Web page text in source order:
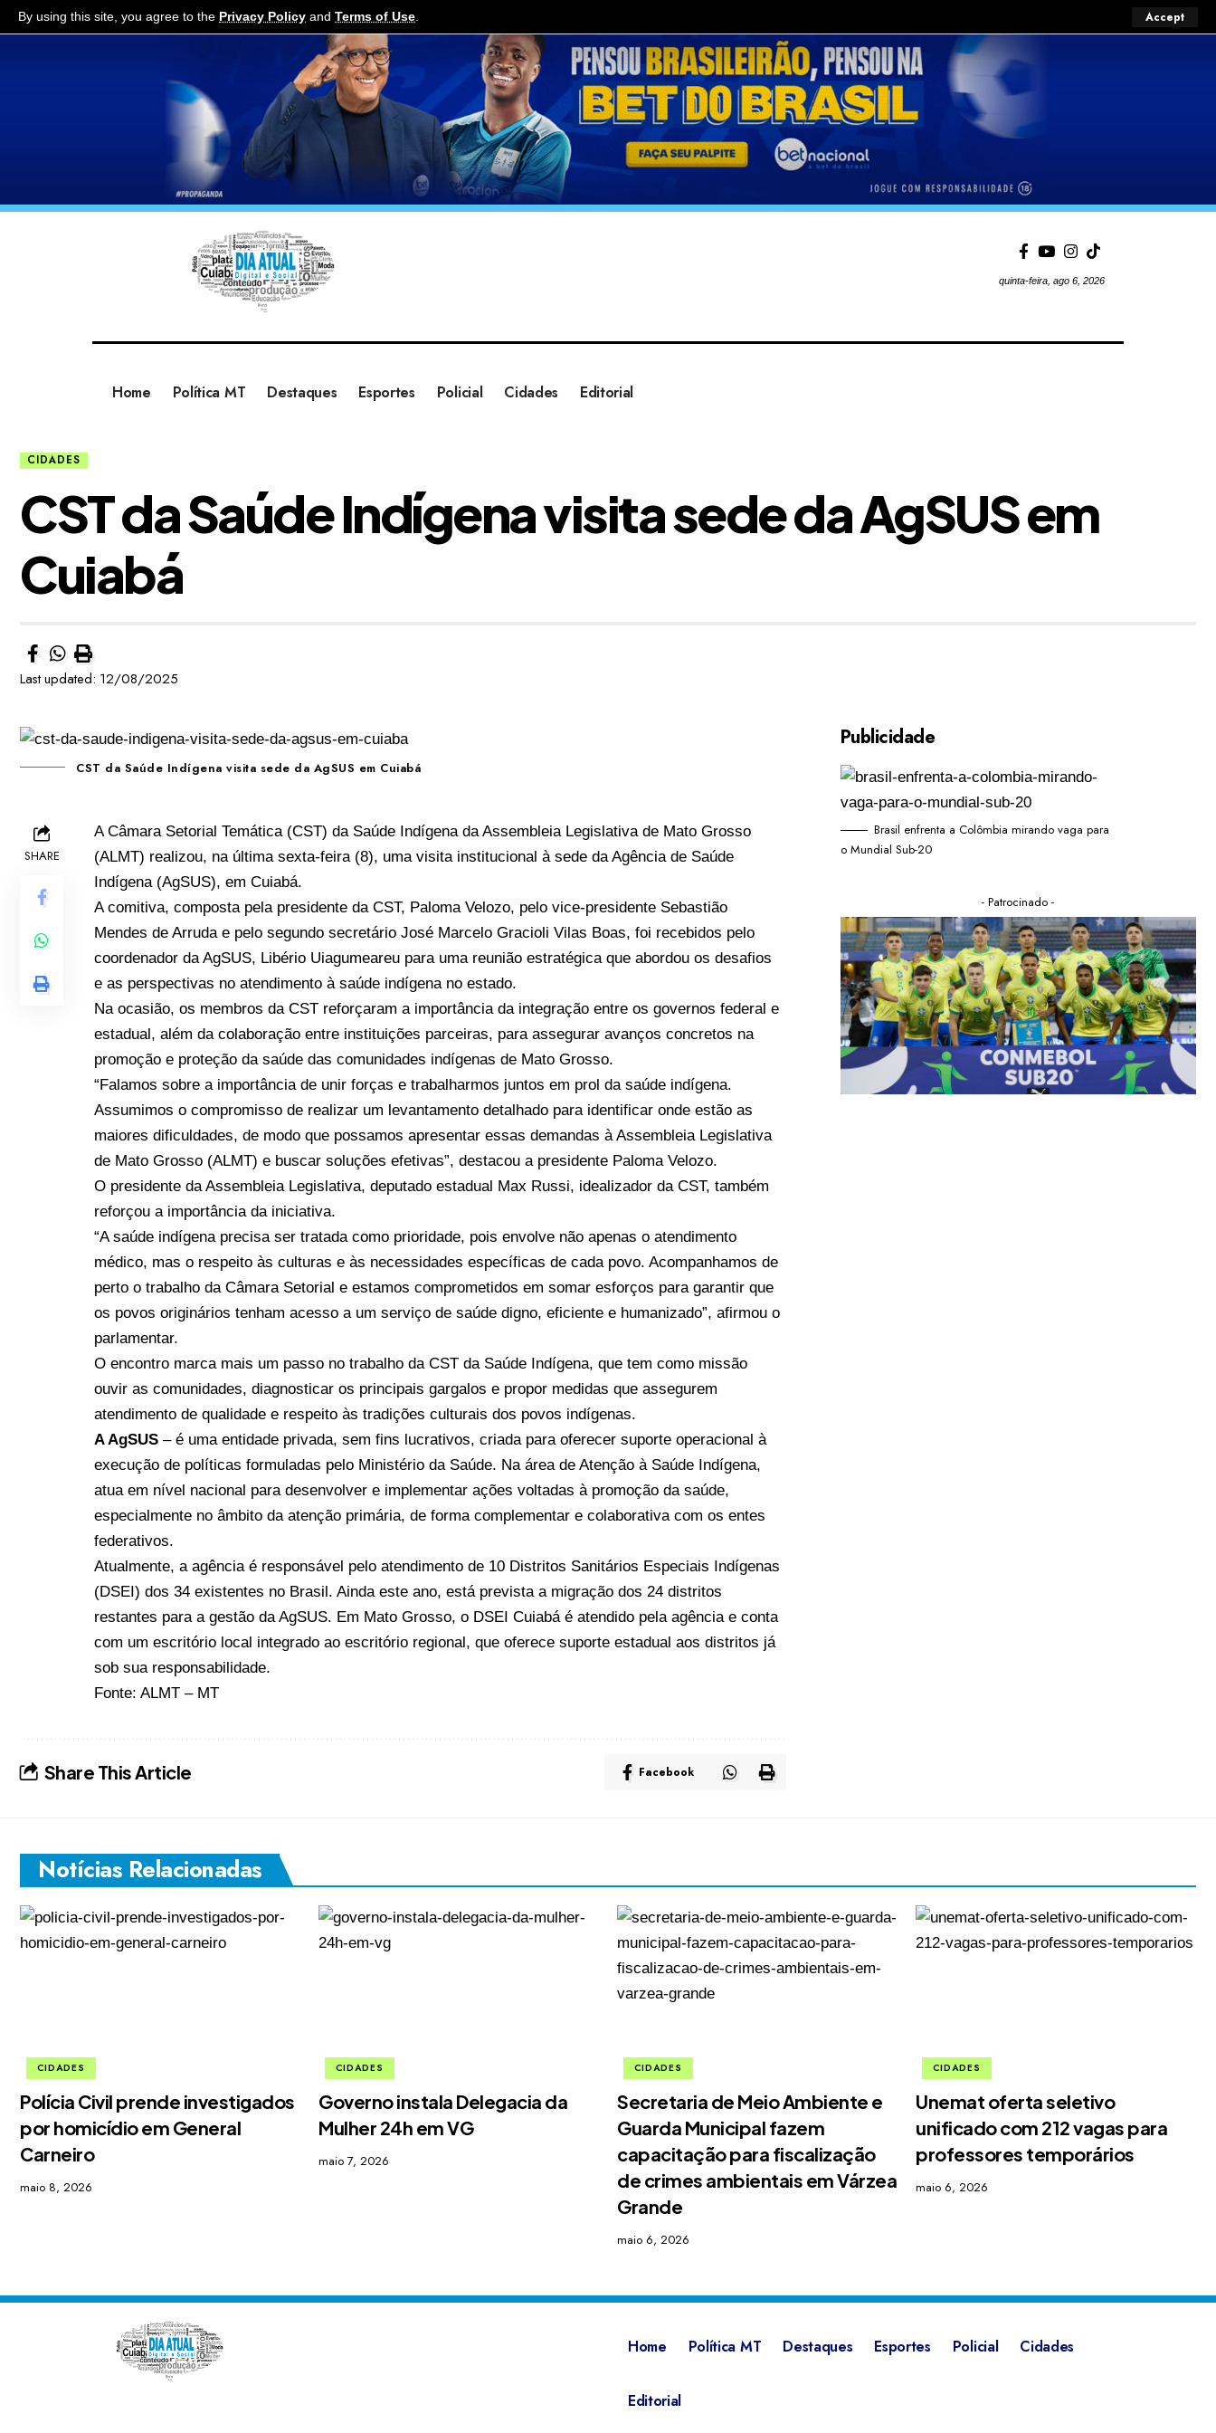
By using this site, you agree to the Privacy Policy and Terms of Use. Accept
quinta-feira, ago 6, 2026
Home Política MT Destaques Esportes Policial Cidades Editorial
CIDADES
CST da Saúde Indígena visita sede da AgSUS em
Cuiabá
Last updated: 12/08/2025
CST da Saúde Indígena visita sede da AgSUS em Cuiabá
SHARE
A Câmara Setorial Temática (CST) da Saúde Indígena da Assembleia Legislativa de Mato Grosso
(ALMT) realizou, na última sexta-feira (8), uma visita institucional à sede da Agência de Saúde
Indígena (AgSUS), em Cuiabá.
A comitiva, composta pela presidente da CST, Paloma Velozo, pelo vice-presidente Sebastião
Mendes de Arruda e pelo segundo secretário José Marcelo Gracioli Vilas Boas, foi recebidos pelo
coordenador da AgSUS, Libério Uiagumeareu para uma reunião estratégica que abordou os desafios
e as perspectivas no atendimento à saúde indígena no estado.
Na ocasião, os membros da CST reforçaram a importância da integração entre os governos federal e
estadual, além da colaboração entre instituições parceiras, para assegurar avanços concretos na
promoção e proteção da saúde das comunidades indígenas de Mato Grosso.
“Falamos sobre a importância de unir forças e trabalharmos juntos em prol da saúde indígena.
Assumimos o compromisso de realizar um levantamento detalhado para identificar onde estão as
maiores dificuldades, de modo que possamos apresentar essas demandas à Assembleia Legislativa
de Mato Grosso (ALMT) e buscar soluções efetivas”, destacou a presidente Paloma Velozo.
O presidente da Assembleia Legislativa, deputado estadual Max Russi, idealizador da CST, também
reforçou a importância da iniciativa.
“A saúde indígena precisa ser tratada como prioridade, pois envolve não apenas o atendimento
médico, mas o respeito às culturas e às necessidades específicas de cada povo. Acompanhamos de
perto o trabalho da Câmara Setorial e estamos comprometidos em somar esforços para garantir que
os povos originários tenham acesso a um serviço de saúde digno, eficiente e humanizado”, afirmou o
parlamentar.
O encontro marca mais um passo no trabalho da CST da Saúde Indígena, que tem como missão
ouvir as comunidades, diagnosticar os principais gargalos e propor medidas que assegurem
atendimento de qualidade e respeito às tradições culturais dos povos indígenas.
A AgSUS – é uma entidade privada, sem fins lucrativos, criada para oferecer suporte operacional à
execução de políticas formuladas pelo Ministério da Saúde. Na área de Atenção à Saúde Indígena,
atua em nível nacional para desenvolver e implementar ações voltadas à promoção da saúde,
especialmente no âmbito da atenção primária, de forma complementar e colaborativa com os entes
federativos.
Atualmente, a agência é responsável pelo atendimento de 10 Distritos Sanitários Especiais Indígenas
(DSEI) dos 34 existentes no Brasil. Ainda este ano, está prevista a migração dos 24 distritos
restantes para a gestão da AgSUS. Em Mato Grosso, o DSEI Cuiabá é atendido pela agência e conta
com um escritório local integrado ao escritório regional, que oferece suporte estadual aos distritos já
sob sua responsabilidade.
Fonte:ALMT – MT
Share This Article Facebook
Publicidade
Brasil enfrenta a Colômbia mirando vaga para
o Mundial Sub-20
- Patrocinado -
Notícias Relacionadas
CIDADES
Polícia Civil prende investigados
por homicídio em General
Carneiro
maio 8, 2026
CIDADES
Governo instala Delegacia da
Mulher 24h em VG
maio 7, 2026
CIDADES
Secretaria de Meio Ambiente e
Guarda Municipal fazem
capacitação para fiscalização
de crimes ambientais em Várzea
Grande
maio 6, 2026
CIDADES
Unemat oferta seletivo
unificado com 212 vagas para
professores temporários
maio 6, 2026
Home Política MT Destaques Esportes Policial Cidades
Editorial